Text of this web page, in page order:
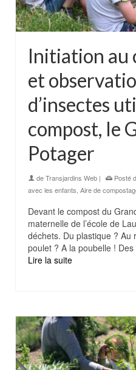
Initiation au
et
d’insectes
compost, le
Potager
deTransjardins Web | Posté
avec les enfants, Aire de
Devant le compost du
maternelle de l’école de
déchets. Du plastique ? Au
poulet ? A la poubelle !
Lire la suite